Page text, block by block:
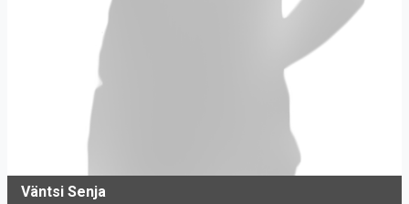
Väntsi Senja